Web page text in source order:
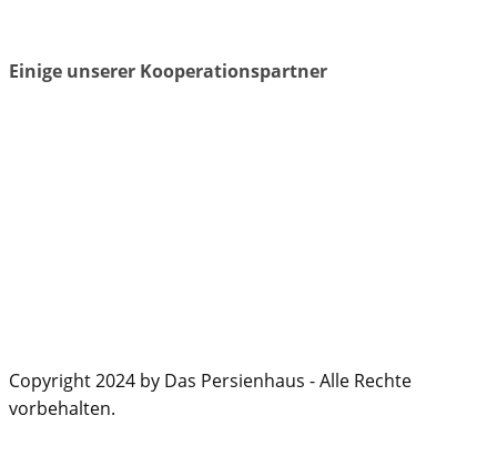
Einige unserer Kooperationspartner
Copyright 2024 by Das Persienhaus - Alle Rechte
vorbehalten.